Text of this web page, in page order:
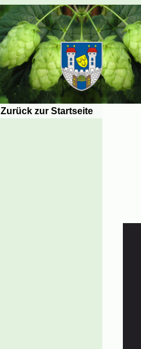
Zurück zur Startseite